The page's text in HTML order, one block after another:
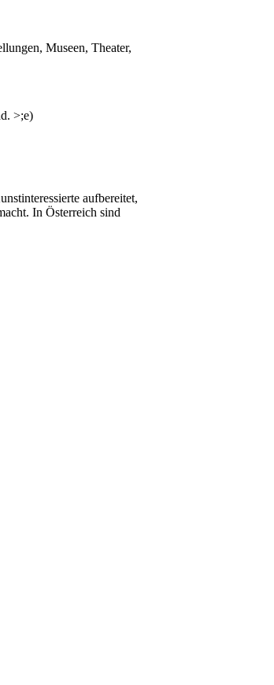
Museen, Theater,
>;e)
aufbereitet,
In Österreich sind